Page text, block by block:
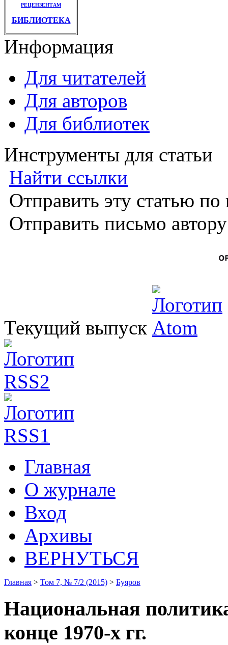
РЕЦЕНЗЕНТАМ
БИБЛИОТЕКА
Информация
Для читателей
Для авторов
Для библиотек
Инструменты для статьи
Найти ссылки
Отправить эту статью
Отправить письмо
Текущий выпуск
Главная
О журнале
Вход
Архивы
ВЕРНУТЬСЯ
Главная > Том 7, № 7/2 (2015) > Буяров
Национальная
конце 1970-х гг.